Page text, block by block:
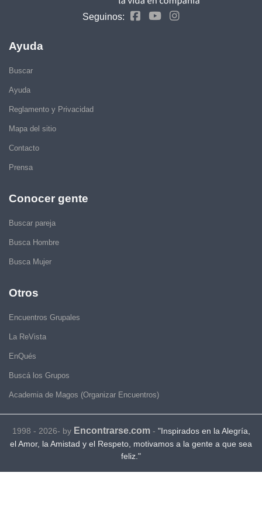
Seguinos:
Ayuda
Buscar
Ayuda
Reglamento y Privacidad
Mapa del sitio
Contacto
Prensa
Conocer gente
Buscar pareja
Busca Hombre
Busca Mujer
Otros
Encuentros Grupales
La ReVista
EnQués
Buscá los Grupos
Academia de Magos (Organizar Encuentros)
1998 - 2026- by Encontrarse.com- "Inspirados en la Alegría,
el Amor, la Amistad y el Respeto, motivamos a la gente a que sea
feliz."